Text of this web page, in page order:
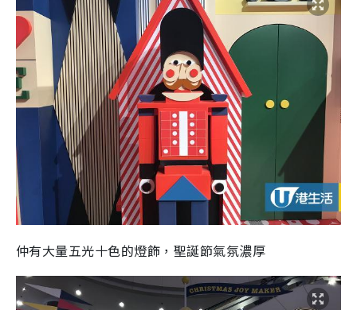
仲有大量五光十色的燈飾，聖誕節氣氛濃厚